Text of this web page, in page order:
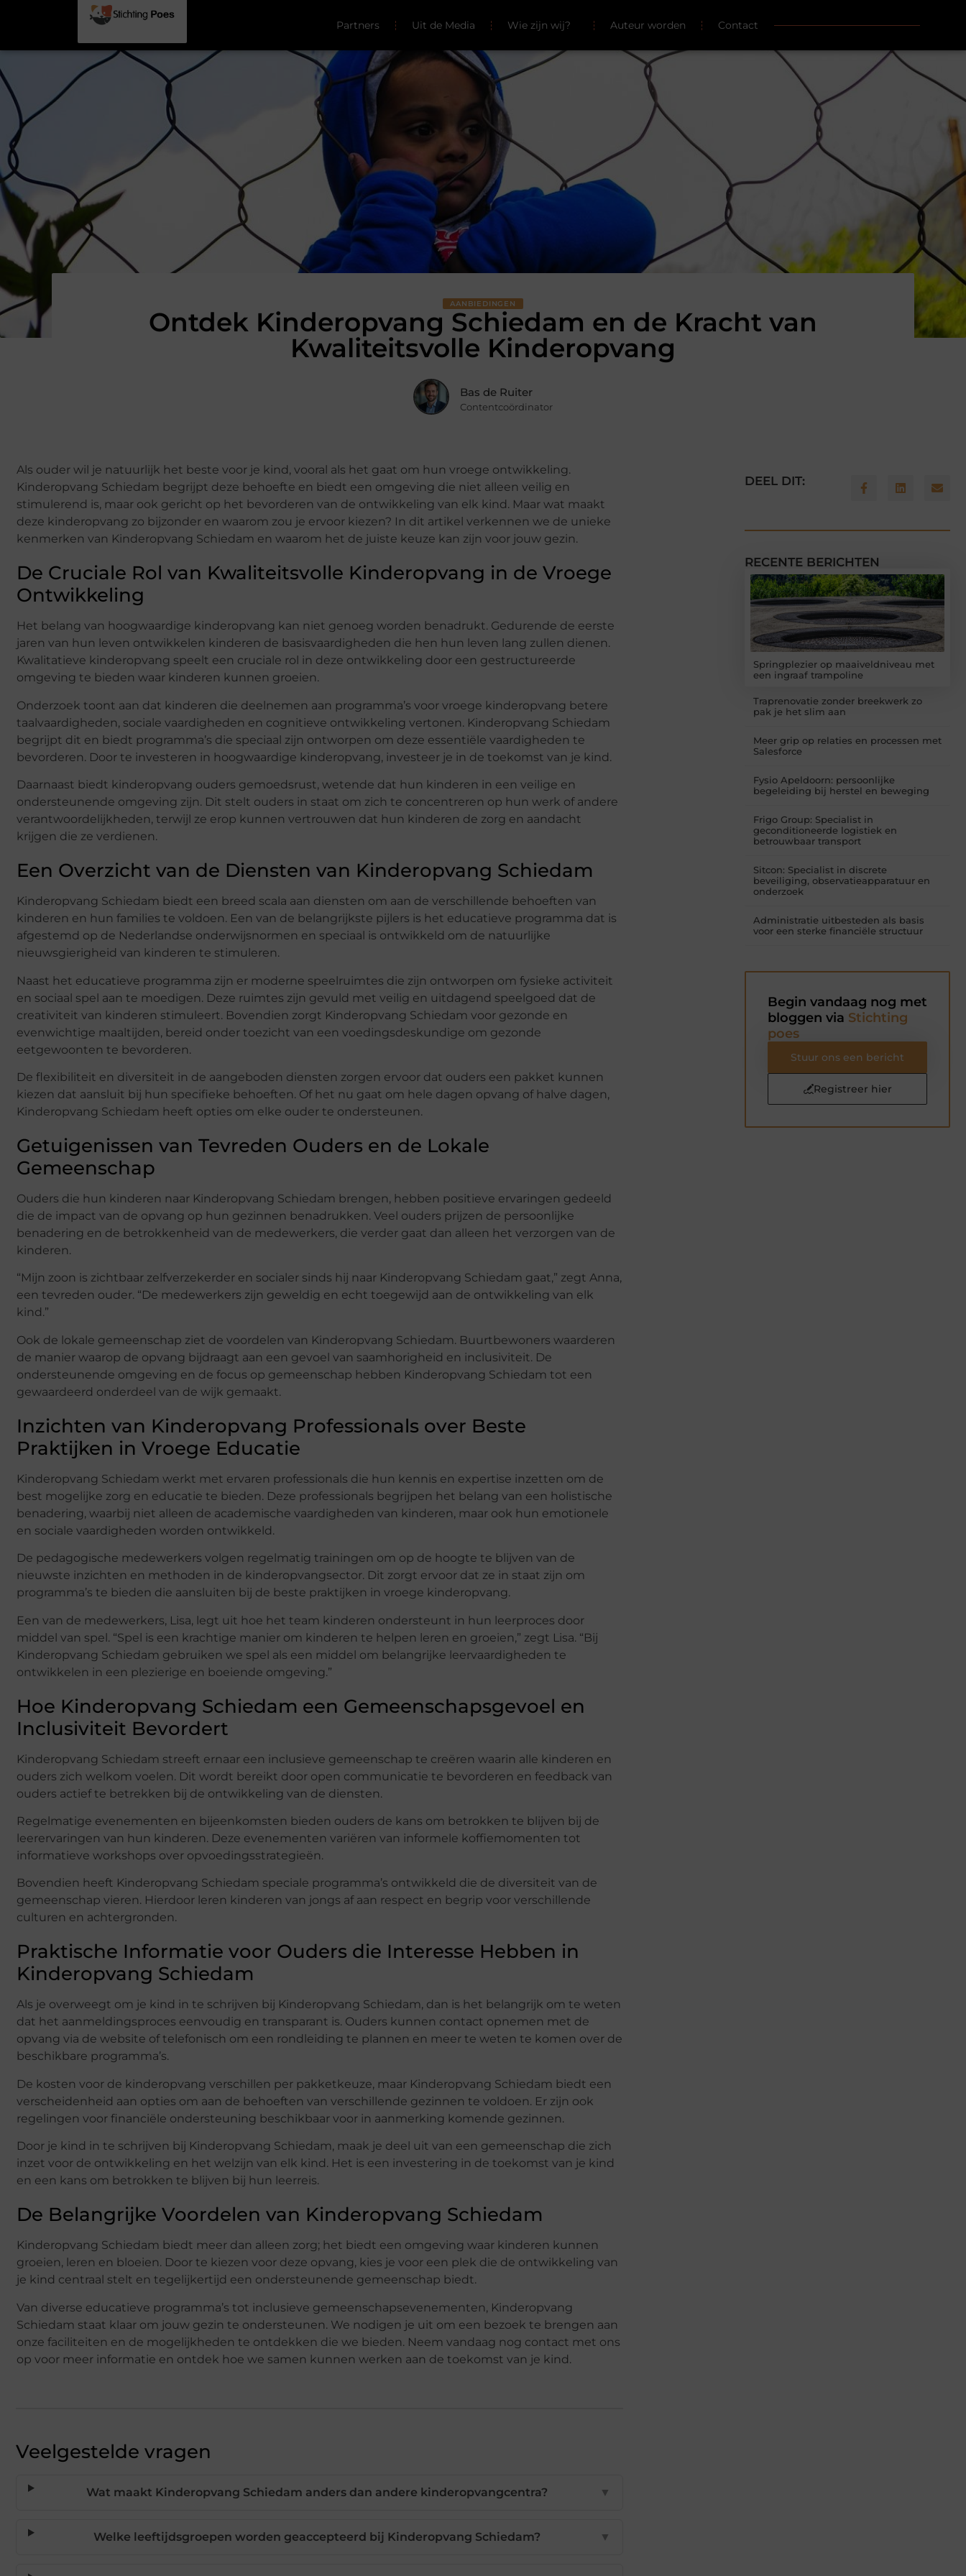
Partners Uit de Media Wie zijn wij? Auteur worden Contact
AANBIEDINGEN
Ontdek Kinderopvang Schiedam en de Kracht van
Kwaliteitsvolle Kinderopvang
Bas de Ruiter
Contentcoördinator
Als ouder wil je natuurlijk het beste voor je kind, vooral als het gaat om hun vroege ontwikkeling.
Kinderopvang Schiedam begrijpt deze behoefte en biedt een omgeving die niet alleen veilig en
stimulerend is, maar ook gericht op het bevorderen van de ontwikkeling van elk kind. Maar wat maakt
deze kinderopvang zo bijzonder en waarom zou je ervoor kiezen? In dit artikel verkennen we de unieke
kenmerken van Kinderopvang Schiedam en waarom het de juiste keuze kan zijn voor jouw gezin.
De Cruciale Rol van Kwaliteitsvolle Kinderopvang in de Vroege
Ontwikkeling
Het belang van hoogwaardige kinderopvang kan niet genoeg worden benadrukt. Gedurende de eerste
jaren van hun leven ontwikkelen kinderen de basisvaardigheden die hen hun leven lang zullen dienen.
Kwalitatieve kinderopvang speelt een cruciale rol in deze ontwikkeling door een gestructureerde
omgeving te bieden waar kinderen kunnen groeien.
Onderzoek toont aan dat kinderen die deelnemen aan programma’s voor vroege kinderopvang betere
taalvaardigheden, sociale vaardigheden en cognitieve ontwikkeling vertonen. Kinderopvang Schiedam
begrijpt dit en biedt programma’s die speciaal zijn ontworpen om deze essentiële vaardigheden te
bevorderen. Door te investeren in hoogwaardige kinderopvang, investeer je in de toekomst van je kind.
Daarnaast biedt kinderopvang ouders gemoedsrust, wetende dat hun kinderen in een veilige en
ondersteunende omgeving zijn. Dit stelt ouders in staat om zich te concentreren op hun werk of andere
verantwoordelijkheden, terwijl ze erop kunnen vertrouwen dat hun kinderen de zorg en aandacht
krijgen die ze verdienen.
Een Overzicht van de Diensten van Kinderopvang Schiedam
Kinderopvang Schiedam biedt een breed scala aan diensten om aan de verschillende behoeften van
kinderen en hun families te voldoen. Een van de belangrijkste pijlers is het educatieve programma dat is
afgestemd op de Nederlandse onderwijsnormen en speciaal is ontwikkeld om de natuurlijke
nieuwsgierigheid van kinderen te stimuleren.
Naast het educatieve programma zijn er moderne speelruimtes die zijn ontworpen om fysieke activiteit
en sociaal spel aan te moedigen. Deze ruimtes zijn gevuld met veilig en uitdagend speelgoed dat de
creativiteit van kinderen stimuleert. Bovendien zorgt Kinderopvang Schiedam voor gezonde en
evenwichtige maaltijden, bereid onder toezicht van een voedingsdeskundige om gezonde
eetgewoonten te bevorderen.
De flexibiliteit en diversiteit in de aangeboden diensten zorgen ervoor dat ouders een pakket kunnen
kiezen dat aansluit bij hun specifieke behoeften. Of het nu gaat om hele dagen opvang of halve dagen,
Kinderopvang Schiedam heeft opties om elke ouder te ondersteunen.
Getuigenissen van Tevreden Ouders en de Lokale
Gemeenschap
Ouders die hun kinderen naar Kinderopvang Schiedam brengen, hebben positieve ervaringen gedeeld
die de impact van de opvang op hun gezinnen benadrukken. Veel ouders prijzen de persoonlijke
benadering en de betrokkenheid van de medewerkers, die verder gaat dan alleen het verzorgen van de
kinderen.
“Mijn zoon is zichtbaar zelfverzekerder en socialer sinds hij naar Kinderopvang Schiedam gaat,” zegt Anna,
een tevreden ouder. “De medewerkers zijn geweldig en echt toegewijd aan de ontwikkeling van elk
kind.”
Ook de lokale gemeenschap ziet de voordelen van Kinderopvang Schiedam. Buurtbewoners waarderen
de manier waarop de opvang bijdraagt aan een gevoel van saamhorigheid en inclusiviteit. De
ondersteunende omgeving en de focus op gemeenschap hebben Kinderopvang Schiedam tot een
gewaardeerd onderdeel van de wijk gemaakt.
Inzichten van Kinderopvang Professionals over Beste
Praktijken in Vroege Educatie
Kinderopvang Schiedam werkt met ervaren professionals die hun kennis en expertise inzetten om de
best mogelijke zorg en educatie te bieden. Deze professionals begrijpen het belang van een holistische
benadering, waarbij niet alleen de academische vaardigheden van kinderen, maar ook hun emotionele
en sociale vaardigheden worden ontwikkeld.
De pedagogische medewerkers volgen regelmatig trainingen om op de hoogte te blijven van de
nieuwste inzichten en methoden in de kinderopvangsector. Dit zorgt ervoor dat ze in staat zijn om
programma’s te bieden die aansluiten bij de beste praktijken in vroege kinderopvang.
Een van de medewerkers, Lisa, legt uit hoe het team kinderen ondersteunt in hun leerproces door
middel van spel. “Spel is een krachtige manier om kinderen te helpen leren en groeien,” zegt Lisa. “Bij
Kinderopvang Schiedam gebruiken we spel als een middel om belangrijke leervaardigheden te
ontwikkelen in een plezierige en boeiende omgeving.”
Hoe Kinderopvang Schiedam een Gemeenschapsgevoel en
Inclusiviteit Bevordert
Kinderopvang Schiedam streeft ernaar een inclusieve gemeenschap te creëren waarin alle kinderen en
ouders zich welkom voelen. Dit wordt bereikt door open communicatie te bevorderen en feedback van
ouders actief te betrekken bij de ontwikkeling van de diensten.
Regelmatige evenementen en bijeenkomsten bieden ouders de kans om betrokken te blijven bij de
leerervaringen van hun kinderen. Deze evenementen variëren van informele koffiemomenten tot
informatieve workshops over opvoedingsstrategieën.
Bovendien heeft Kinderopvang Schiedam speciale programma’s ontwikkeld die de diversiteit van de
gemeenschap vieren. Hierdoor leren kinderen van jongs af aan respect en begrip voor verschillende
culturen en achtergronden.
Praktische Informatie voor Ouders die Interesse Hebben in
Kinderopvang Schiedam
Als je overweegt om je kind in te schrijven bij Kinderopvang Schiedam, dan is het belangrijk om te weten
dat het aanmeldingsproces eenvoudig en transparant is. Ouders kunnen contact opnemen met de
opvang via de website of telefonisch om een rondleiding te plannen en meer te weten te komen over de
beschikbare programma’s.
De kosten voor de kinderopvang verschillen per pakketkeuze, maar Kinderopvang Schiedam biedt een
verscheidenheid aan opties om aan de behoeften van verschillende gezinnen te voldoen. Er zijn ook
regelingen voor financiële ondersteuning beschikbaar voor in aanmerking komende gezinnen.
Door je kind in te schrijven bij Kinderopvang Schiedam, maak je deel uit van een gemeenschap die zich
inzet voor de ontwikkeling en het welzijn van elk kind. Het is een investering in de toekomst van je kind
en een kans om betrokken te blijven bij hun leerreis.
De Belangrijke Voordelen van Kinderopvang Schiedam
Kinderopvang Schiedam biedt meer dan alleen zorg; het biedt een omgeving waar kinderen kunnen
groeien, leren en bloeien. Door te kiezen voor deze opvang, kies je voor een plek die de ontwikkeling van
je kind centraal stelt en tegelijkertijd een ondersteunende gemeenschap biedt.
Van diverse educatieve programma’s tot inclusieve gemeenschapsevenementen, Kinderopvang
Schiedam staat klaar om jouw gezin te ondersteunen. We nodigen je uit om een bezoek te brengen aan
onze faciliteiten en de mogelijkheden te ontdekken die we bieden. Neem vandaag nog contact met ons
op voor meer informatie en ontdek hoe we samen kunnen werken aan de toekomst van je kind.
Veelgestelde vragen
Wat maakt Kinderopvang Schiedam anders dan andere kinderopvangcentra? ▼
Welke leeftijdsgroepen worden geaccepteerd bij Kinderopvang Schiedam? ▼
DEEL DIT:
RECENTE BERICHTEN
Springplezier op maaiveldniveau met
een ingraaf trampoline
Traprenovatie zonder breekwerk zo
pak je het slim aan
Meer grip op relaties en processen met
Salesforce
Fysio Apeldoorn: persoonlijke
begeleiding bij herstel en beweging
Frigo Group: Specialist in
geconditioneerde logistiek en
betrouwbaar transport
Sitcon: Specialist in discrete
beveiliging, observatieapparatuur en
onderzoek
Administratie uitbesteden als basis
voor een sterke financiële structuur
Begin vandaag nog met
bloggen via Stichting
poes
Stuur ons een bericht
Registreer hier